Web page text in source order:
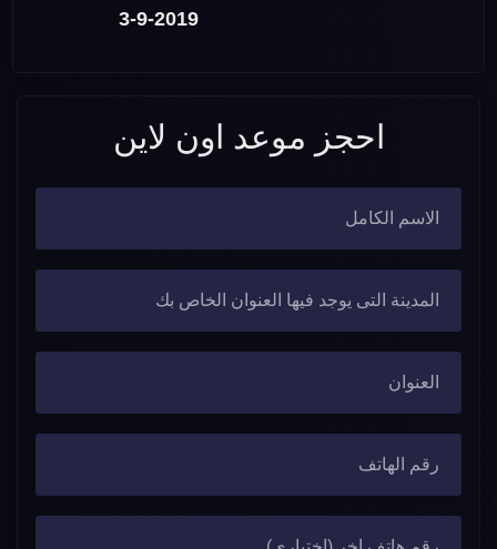
3-9-2019
احجز موعد اون لاين